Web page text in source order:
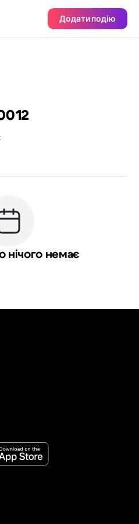
Додати подію
нічого немає